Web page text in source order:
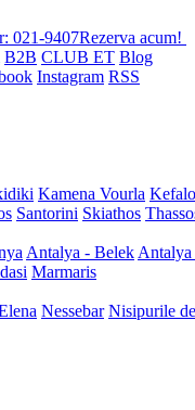
021-9407Rezerva acum!
B2B CLUB ET Blog
Instagram RSS
Kamena Vourla
Santorini Skiathos
Antalya - Belek
Marmaris
Nessebar Nisipurile